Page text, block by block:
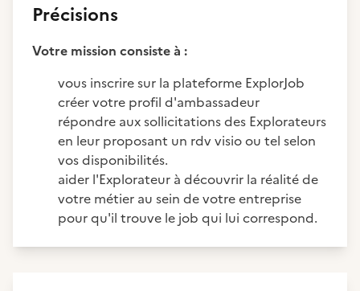
Précisions
Votre mission consiste à :
vous inscrire sur la plateforme ExplorJob
créer votre profil d'ambassadeur
répondre aux sollicitations des Explorateurs
en leur proposant un rdv visio ou tel selon
vos disponibilités.
aider l'Explorateur à découvrir la réalité de
votre métier au sein de votre entreprise
pour qu'il trouve le job qui lui correspond.